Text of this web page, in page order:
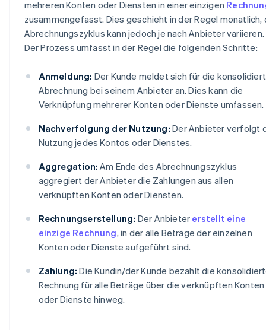
mehreren Konten oder Diensten in einer einzigen
zusammengefasst. Dies geschieht in der Regel monatlich,
Abrechnungszyklus kann jedoch je nach Anbieter variieren.
Der Prozess umfasst in der Regel die folgenden Schritte:
Anmeldung: Der Kunde meldet sich für die
Abrechnung bei seinem Anbieter an. Dies kann die
Verknüpfung mehrerer Konten oder Dienste umfassen.
Nachverfolgung der Nutzung: Der Anbieter verfolgt
Nutzung jedes Kontos oder Dienstes.
Aggregation: Am Ende des Abrechnungszyklus
aggregiert der Anbieter die Zahlungen aus allen
verknüpften Konten oder Diensten.
Rechnungserstellung: Der Anbieter erstellt eine
einzige Rechnung, in der alle Beträge der einzelnen
Konten oder Dienste aufgeführt sind.
Zahlung: Die Kundin/der Kunde bezahlt die
Rechnung für alle Beträge über die verknüpften Konten
oder Dienste hinweg.